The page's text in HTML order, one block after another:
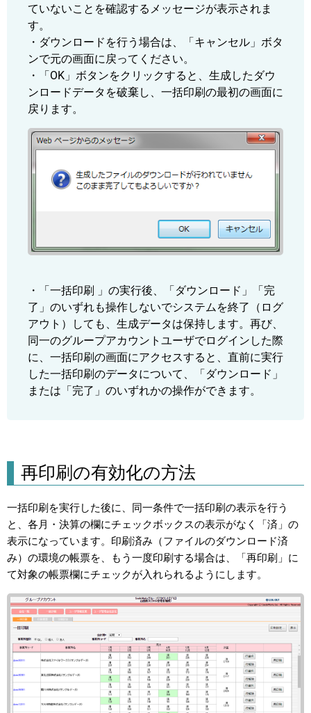
ていないことを確認するメッセージが表示されま
す。
・ダウンロードを行う場合は、「キャンセル」ボタ
ンで元の画面に戻ってください。
・「OK」ボタンをクリックすると、生成したダウ
ンロードデータを破棄し、一括印刷の最初の画面に
戻ります。
・「一括印刷 」の実行後、「ダウンロード」「完
了」のいずれも操作しないでシステムを終了（ログ
アウト）しても、生成データは保持します。再び、
同一のグループアカウントユーザでログインした際
に、一括印刷の画面にアクセスすると、直前に実行
した一括印刷のデータについて、「ダウンロード」
または「完了」のいずれかの操作ができます。
再印刷の有効化の方法
一括印刷を実行した後に、同一条件で一括印刷の表示を行う
と、各月・決算の欄にチェックボックスの表示がなく「済」の
表示になっています。印刷済み（ファイルのダウンロード済
み）の環境の帳票を、もう一度印刷する場合は、「再印刷」に
て対象の帳票欄にチェックが入れられるようにします。